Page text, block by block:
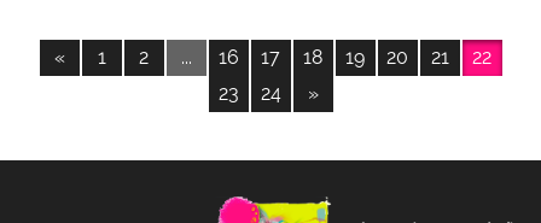
« 1 2 ... 16 17 18 19 20 21
22
23
24 »